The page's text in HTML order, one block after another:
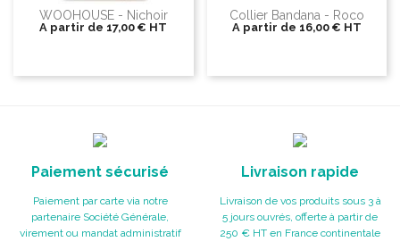
WOOHOUSE - Nichoir
A partir de 17,00 € HT
Collier Bandana - Roco
A partir de 16,00 € HT
Paiement sécurisé
Paiement par carte via notre
partenaire Société Générale,
virement ou mandat administratif
Livraison rapide
Livraison de vos produits sous 3 à
5 jours ouvrés, offerte à partir de
250 € HT en France continentale